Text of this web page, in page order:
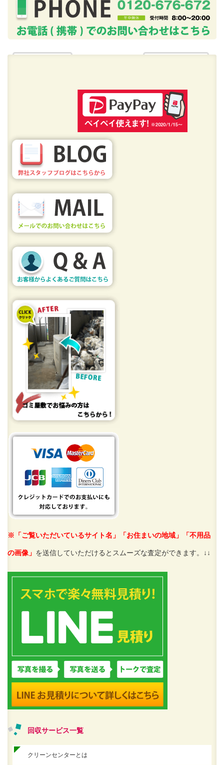
※「ご覧いただいているサイト名」「お住まいの地域」「不用品
の画像」 を送信していただけるとスムーズな査定ができます。↓↓
回収サービス一覧
クリーンセンターとは